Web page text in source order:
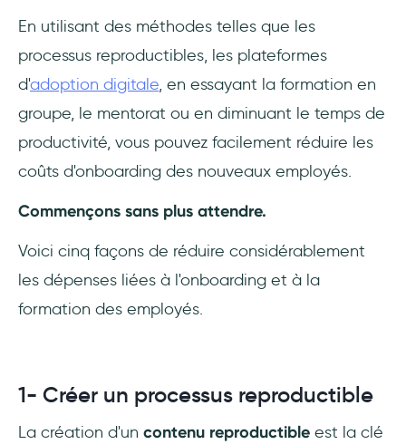
En utilisant des méthodes telles que les
processus reproductibles, les plateformes
d'adoption digitale, en essayant la formation en
groupe, le mentorat ou en diminuant le temps de
productivité, vous pouvez facilement réduire les
coûts d'onboarding des nouveaux employés.
Commençons sans plus attendre.
Voici cinq façons de réduire considérablement
les dépenses liées à l'onboarding et à la
formation des employés.
1- Créer un processus reproductible
La création d'un contenu reproductible est la clé